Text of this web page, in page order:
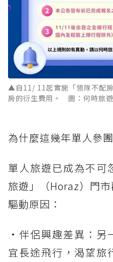
▲自11/ 11起實施「領隊不配
房的衍生費用。 圖：何時旅
為什麼這幾年單人參
單人旅遊已成為不可
旅遊」（Horaz）門
驅動原因：
・伴侶興趣差異：
宜長途飛行，渴望旅